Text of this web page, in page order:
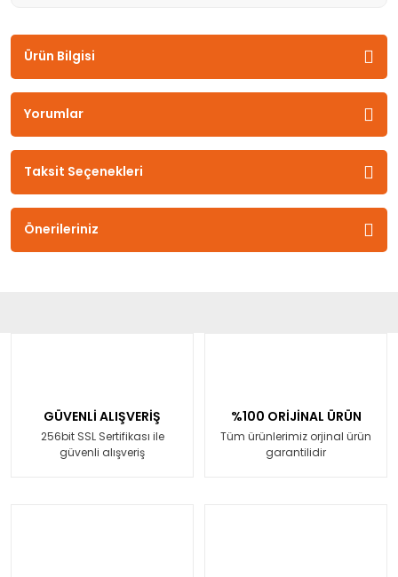
Ürün Bilgisi
Yorumlar
Taksit Seçenekleri
Önerileriniz
GÜVENLİ ALIŞVERİŞ
256bit SSL Sertifikası ile
güvenli alışveriş
%100 ORİJİNAL ÜRÜN
Tüm ürünlerimiz orjinal ürün
garantilidir